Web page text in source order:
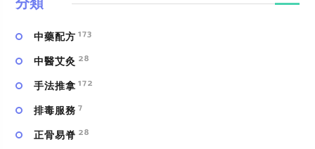
中藥配方 173
中醫艾灸 28
手法推拿 172
排毒服務 7
正骨易脊 28